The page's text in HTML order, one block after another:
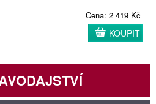
Cena: 2 419 Kč
KOUPIT